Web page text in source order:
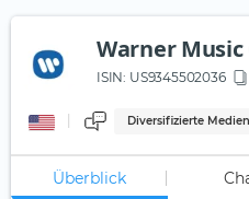
Warner Music
ISIN: US9345502036
Diversifizierte Medien
Überblick